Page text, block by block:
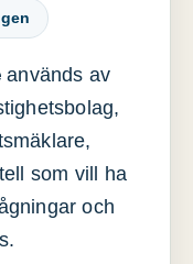
används av
som vill ha
och